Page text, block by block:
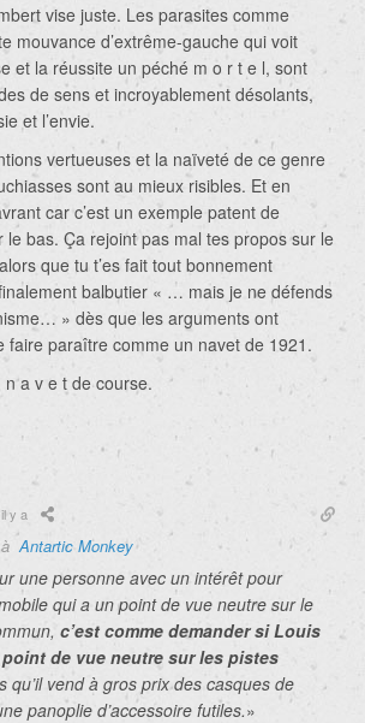
vise juste. Les parasites comme
mouvance d’extrême-gauche qui voit
et la réussite un péché m o r t e l, sont
de sens et incroyablement désolants,
et l’envie.
vertueuses et la naïveté de ce genre
sont au mieux risibles. Et en
car c’est un exemple patent de
le bas. Ça rejoint pas mal tes propos sur le
que tu t’es fait tout bonnement
balbutier « … mais je ne défends
» dès que les arguments ont
faire paraître comme un navet de 1921.
n a v e t de course.
y a
Antartic Monkey
une personne avec un intérêt pour
qui a un point de vue neutre sur le
c’est comme demander si Louis
point de vue neutre sur les pistes
qu’il vend à gros prix des casques de
panoplie d’accessoire futiles.»